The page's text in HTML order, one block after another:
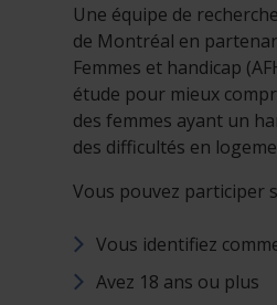
Une équipe de
de Montréal en
Femmes et handicap
étude pour mieux
des femmes ayant un
des difficultés en
Vous pouvez participer
Vous identifiez
Avez 18 ans ou plus